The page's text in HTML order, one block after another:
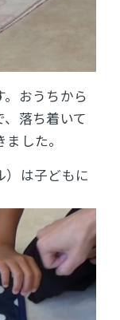
おうちから
落ち着いて
した。
）は子どもに